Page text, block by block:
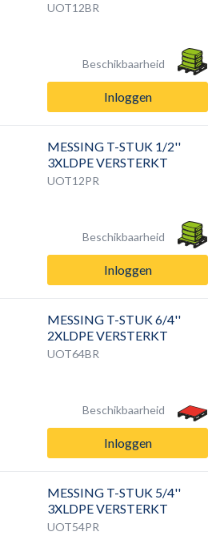
UOT12BR
Beschikbaarheid
Inloggen
MESSING T-STUK 1/2''
3XLDPE VERSTERKT
UOT12PR
Beschikbaarheid
Inloggen
MESSING T-STUK 6/4''
2XLDPE VERSTERKT
UOT64BR
Beschikbaarheid
Inloggen
MESSING T-STUK 5/4''
3XLDPE VERSTERKT
UOT54PR